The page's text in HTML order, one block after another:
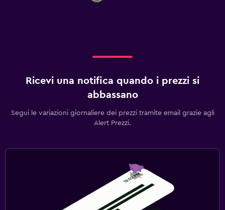
Ricevi una notifica quando i prezzi si
abbassano
Segui le variazioni giornaliere dei prezzi tramite email grazie agli
Alert Prezzi.